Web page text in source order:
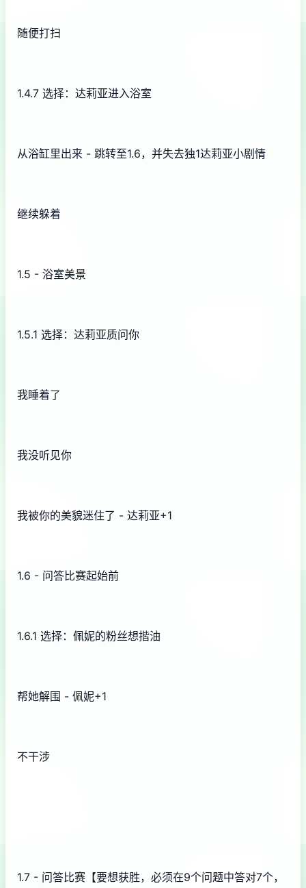
随便打扫
1.4.7 选择：达莉亚进入浴室
从浴缸里出来 - 跳转至1.6，并失去独1达莉亚小剧情
继续躲着
1.5 - 浴室美景
1.5.1 选择：达莉亚质问你
我睡着了
我没听见你
我被你的美貌迷住了 - 达莉亚+1
1.6 - 问答比赛起始前
1.6.1 选择：佩妮的粉丝想揩油
帮她解围 - 佩妮+1
不干涉
1.7 - 问答比赛【要想获胜，必须在9个问题中答对7个，